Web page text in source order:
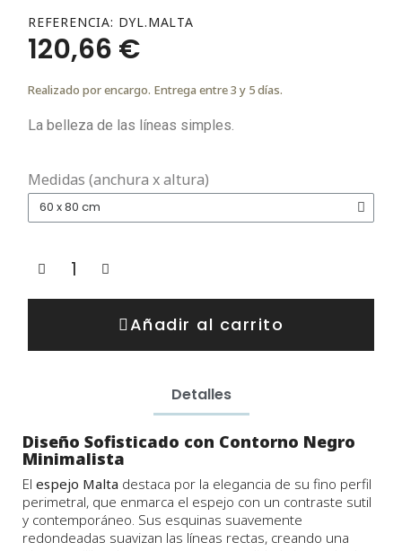
REFERENCIA DYL.MALTA
120,66 €
Realizado por encargo. Entrega entre 3 y 5 días.
La belleza de las líneas simples.
Medidas (anchura x altura)
Añadir al carrito
Detalles
Diseño Sofisticado con Contorno Negro
Minimalista
El espejo Malta destaca por la elegancia de su fino perfil
perimetral, que enmarca el espejo con un contraste sutil
y contemporáneo. Sus esquinas suavemente
redondeadas suavizan las líneas rectas, creando una